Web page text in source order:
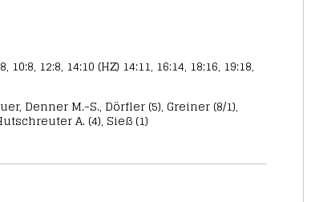
12:8, 14:10 (HZ) 14:11, 16:14, 18:16, 19:18,
Denner M.-S., Dörfler (5), Greiner (8/1),
A. (4), Sieß (1)